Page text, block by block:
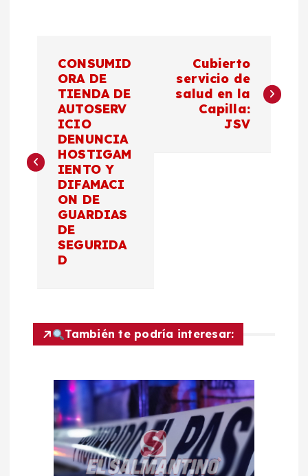
e
ó
n
CONSUMID
ORA DE
TIENDA DE
AUTOSERV
ICIO
DENUNCIA
HOSTIGAM
IENTO Y
DIFAMACI
ON DE
GUARDIAS
DE
SEGURIDA
D
Cubierto
servicio de
salud en la
Capilla:
JSV
También te podría interesar: